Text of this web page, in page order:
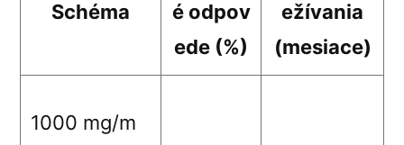
Schéma
é odpov
ede (%)
ežívania
(mesiace)
1000 mg/m